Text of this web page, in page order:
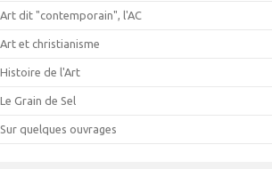
Art dit "contemporain", l'AC
Art et christianisme
Histoire de l'Art
Le Grain de Sel
Sur quelques ouvrages